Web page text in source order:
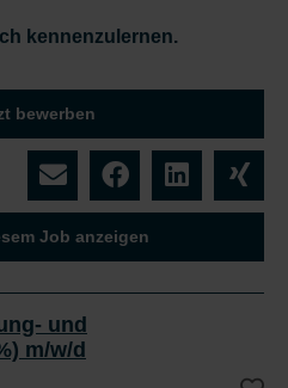
kennenzulernen.
bewerben
Job anzeigen
und
m/w/d